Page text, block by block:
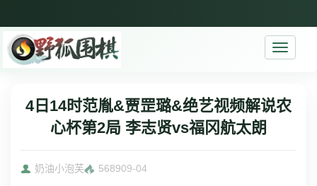
Toggle
4日14时范胤&贾罡璐&绝艺视频解说农
心杯第2局 李志贤vs福冈航太朗
奶油小泡芙 568909-04